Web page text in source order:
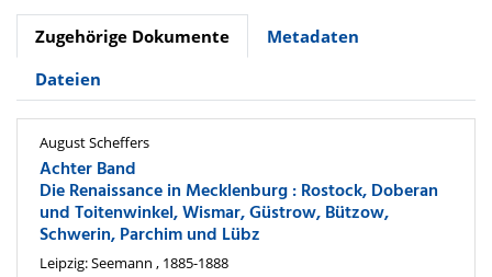
Zugehörige Dokumente
Metadaten
Dateien
August Scheffers
Achter Band
Die Renaissance in Mecklenburg : Rostock, Doberan
und Toitenwinkel, Wismar, Güstrow, Bützow,
Schwerin, Parchim und Lübz
Leipzig: Seemann , 1885-1888